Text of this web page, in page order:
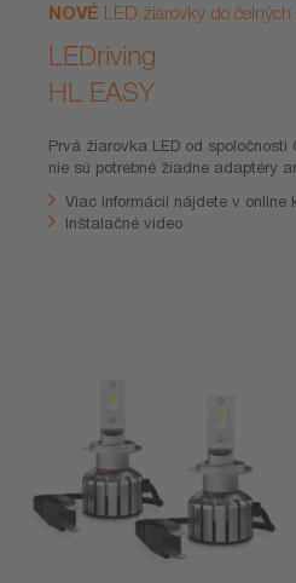
NOVÉ LED žiarovky do čelných
LEDriving
HL EASY
Prvá žiarovka LED od spoločnosti
nie sú potrebné žiadne adaptéry
Viac informácií nájdete v online
Inštalačné video